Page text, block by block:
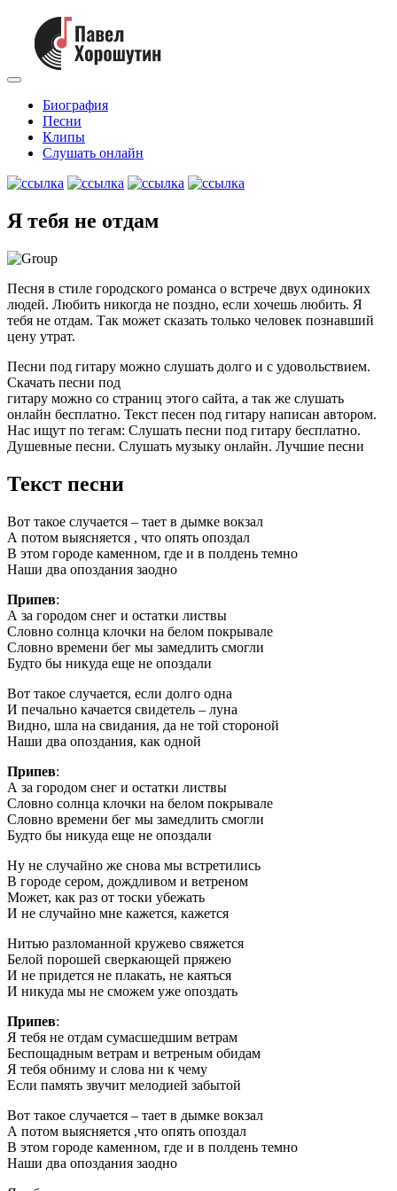
Биография
Песни
Клипы
Слушать онлайн
Я тебя не отдам
Песня в стиле городского романса о встрече двух одиноких
людей. Любить никогда не поздно, если хочешь любить. Я
тебя не отдам. Так может сказать только человек познавший
цену утрат.
Песни под гитару можно слушать долго и с удовольствием.
Скачать песни под
гитару можно со страниц этого сайта, а так же слушать
онлайн бесплатно. Текст песен под гитару написан автором.
Нас ищут по тегам: Слушать песни под гитару бесплатно.
Душевные песни. Слушать музыку онлайн. Лучшие песни
Текст песни
Вот такое случается – тает в дымке вокзал
А потом выясняется , что опять опоздал
В этом городе каменном, где и в полдень темно
Наши два опоздания заодно
Припев:
А за городом снег и остатки листвы
Словно солнца клочки на белом покрывале
Словно времени бег мы замедлить смогли
Будто бы никуда еще не опоздали
Вот такое случается, если долго одна
И печально качается свидетель – луна
Видно, шла на свидания, да не той стороной
Наши два опоздания, как одной
Припев:
А за городом снег и остатки листвы
Словно солнца клочки на белом покрывале
Словно времени бег мы замедлить смогли
Будто бы никуда еще не опоздали
Ну не случайно же снова мы встретились
В городе сером, дождливом и ветреном
Может, как раз от тоски убежать
И не случайно мне кажется, кажется
Нитью разломанной кружево свяжется
Белой порошей сверкающей пряжею
И не придется не плакать, не каяться
И никуда мы не сможем уже опоздать
Припев:
Я тебя не отдам сумасшедшим ветрам
Беспощадным ветрам и ветреным обидам
Я тебя обниму и слова ни к чему
Если память звучит мелодией забытой
Вот такое случается – тает в дымке вокзал
А потом выясняется ,что опять опоздал
В этом городе каменном, где и в полдень темно
Наши два опоздания заодно